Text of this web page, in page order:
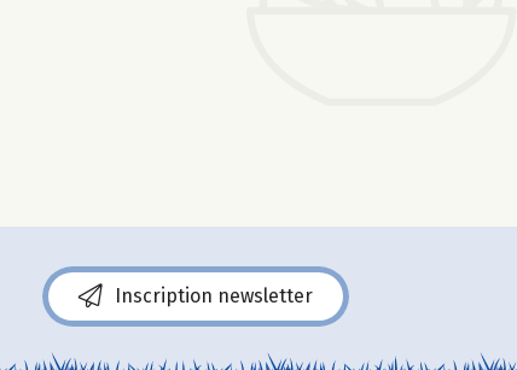
Inscription newsletter